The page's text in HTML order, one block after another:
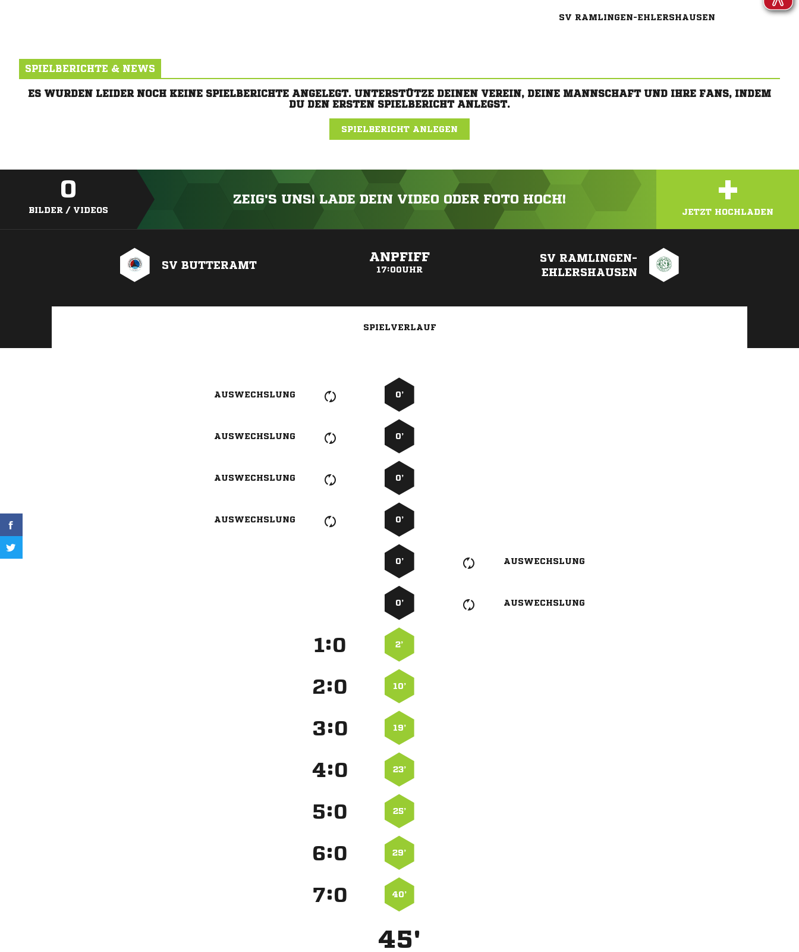
SV RAMLINGEN-EHLERSHAUSEN
SPIELBERICHTE & NEWS
ES WURDEN LEIDER NOCH KEINE SPIELBERICHTE ANGELEGT. UNTERSTÜTZE DEINEN VEREIN, DEINE MANNSCHAFT UND IHRE FANS, INDEM
DU DEN ERSTEN SPIELBERICHT ANLEGST.
SPIELBERICHT ANLEGEN
0
BILDER / VIDEOS
ZEIG'S UNS! LADE DEIN VIDEO ODER FOTO HOCH! +
JETZT HOCHLADEN
SV BUTTERAMT
ANPFIFF
17:00UHR
SV RAMLINGEN-
EHLERSHAUSEN
SPIELVERLAUF
AUSWECHSLUNG 0’
AUSWECHSLUNG 0’
AUSWECHSLUNG 0’
AUSWECHSLUNG 0’
0’ AUSWECHSLUNG
0’ AUSWECHSLUNG
: 2’
: 10’
: 19’
: 23’
: 25’
: 29’
: 40’
45'